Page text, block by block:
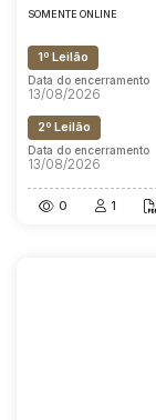
SOMENTE ONLINE
1º Leilão
Data do encerramento
13/08/2026
2º Leilão
Data do encerramento
13/08/2026
0 1